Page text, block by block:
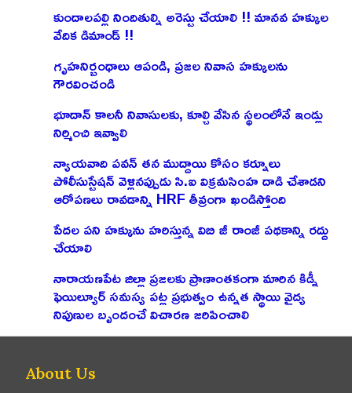
కుందాలపల్లి నిందితుల్ని అరెస్టు చేయాలి !! మానవ హక్కుల
వేదిక డిమాండ్ !!
గృహనిర్బంధాలు ఆపండి, ప్రజల నివాస హక్కులను
గౌరవించండి
భూదాన్ కాలనీ నివాసులకు, కూల్చి వేసిన స్థలంలోనే ఇండ్లు
నిర్మించి ఇవ్వాలి
న్యాయవాది పవన్ తన ముద్దాయి కోసం కర్నూలు
పోలీసుస్టేషన్ వెళ్లినప్పుడు సి.ఐ విక్రమసింహ దాడి చేశాడని
ఆరోపణలు రావడాన్ని HRF తీవ్రంగా ఖండిస్తోంది
పేదల పని హక్కును హరిస్తున్న విబి జీ రాంజీ పథకాన్ని రద్దు
చేయాలి
నారాయణపేట జిల్లా ప్రజలకు ప్రాణాంతకంగా మారిన కిడ్నీ
ఫెయిల్యూర్ సమస్య పట్ల ప్రభుత్వం ఉన్నత స్థాయి వైద్య
నిపుణుల బృందంచే విచారణ జరిపించాలి
About Us